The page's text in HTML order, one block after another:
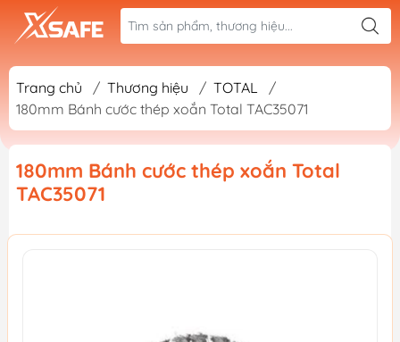
Trang chủ / Thương hiệu / TOTAL
/
180mm Bánh cước thép xoắn Total TAC35071
180mm Bánh cước thép xoắn Total
TAC35071